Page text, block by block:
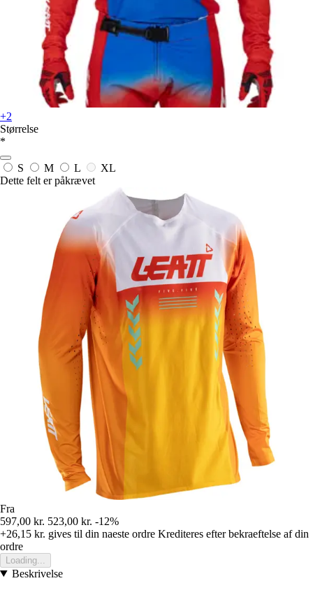
+2
Størrelse
*
S M L
XL
Dette felt er påkrævet
Fra
597,00 kr. 523,00 kr. -12%
+26,15 kr. gives til din naeste ordre Krediteres efter bekraeftelse af din
ordre
Loading...
Beskrivelse